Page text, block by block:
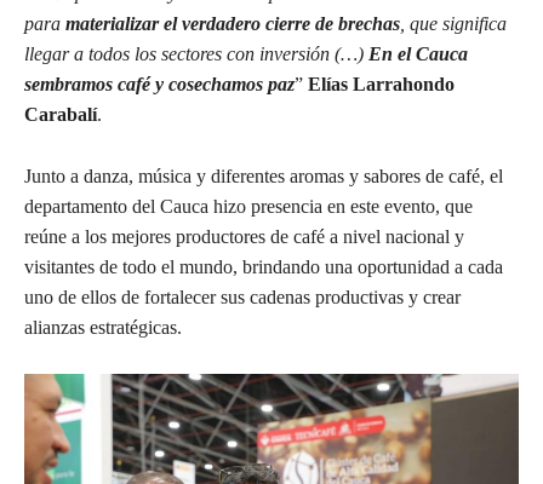
para materializar el verdadero cierre de brechas , que significa
llegar a todos los sectores con inversión (…) En el Cauca
sembramos café y cosechamos paz” Elías Larrahondo
Carabalí.
Junto a danza, música y diferentes aromas y sabores de café, el
departamento del Cauca hizo presencia en este evento, que
reúne a los mejores productores de café a nivel nacional y
visitantes de todo el mundo, brindando una oportunidad a cada
uno de ellos de fortalecer sus cadenas productivas y crear
alianzas estratégicas.